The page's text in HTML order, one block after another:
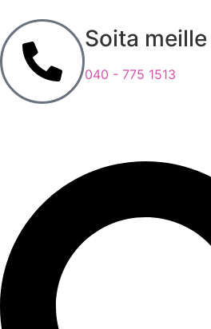
Soita meille
040 - 775 1513